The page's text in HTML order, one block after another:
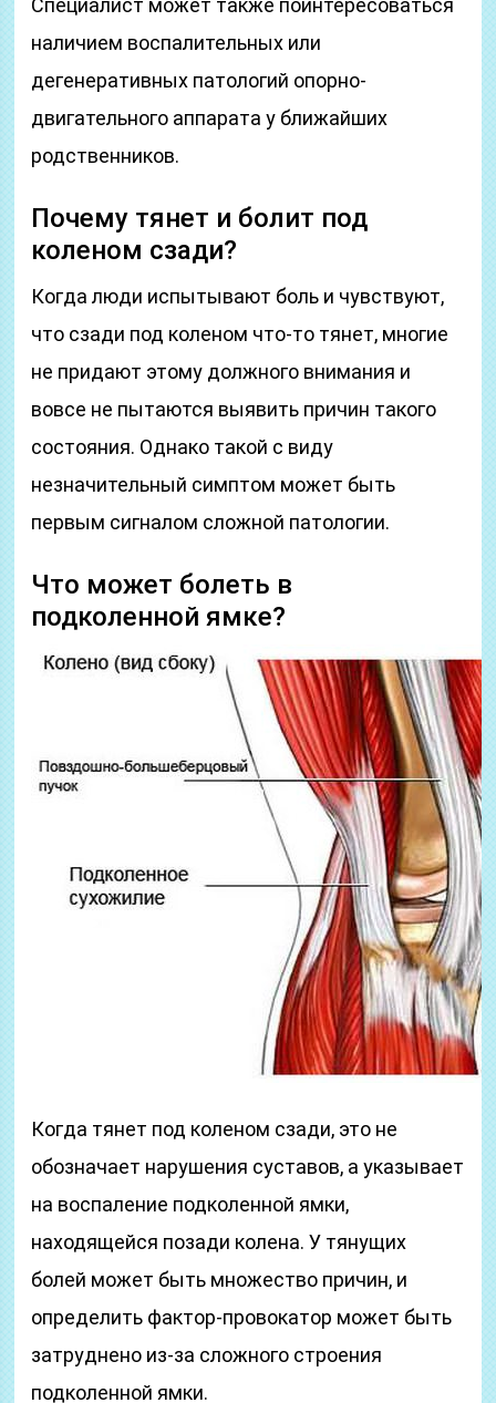
Специалист может также поинтересоваться
наличием воспалительных или
дегенеративных патологий опорно-
двигательного аппарата у ближайших
родственников.
Почему тянет и болит под
коленом сзади?
Когда люди испытывают боль и чувствуют,
что сзади под коленом что-то тянет, многие
не придают этому должного внимания и
вовсе не пытаются выявить причин такого
состояния. Однако такой с виду
незначительный симптом может быть
первым сигналом сложной патологии.
Что может болеть в
подколенной ямке?
Когда тянет под коленом сзади, это не
обозначает нарушения суставов, а указывает
на воспаление подколенной ямки,
находящейся позади колена. У тянущих
болей может быть множество причин, и
определить фактор-провокатор может быть
затруднено из-за сложного строения
подколенной ямки.